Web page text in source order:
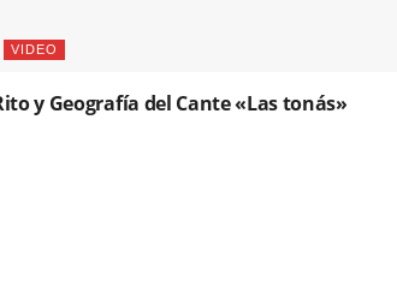
VIDEO
y Geografía del Cante «Las tonás»